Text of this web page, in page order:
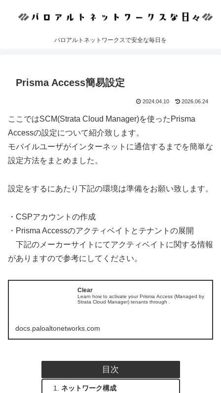
パロアルトネットワークスで安全な毎日を
Prisma Access簡易設定
2024.04.10 2026.06.24
ここではSCM(Strata Cloud Manager)を使ったPrisma
Accessの設定について紹介致します。
モバイルユーザがインターネットに通信するまでを簡単な
設定方法をまとめました。
設定をするにあたり下記の環境は準備をお願い致します。
・CSPアカウントの作成
・Prisma Accessのアクティベイトとテナントの展開
下記のメーカーサイトにてアクティベイトに関する情報
がありますので参考にしてください。
Clear
Learn how to activate your Prisma Access (Managed by
Strata Cloud Manager) tenants through .
docs.paloaltonetworks.com
目次
ネットワーク構成